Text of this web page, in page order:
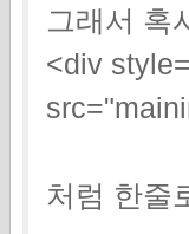
그래서 혹
<div
처럼 한줄